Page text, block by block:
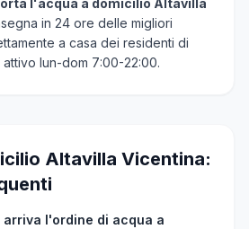
l'acqua a domicilio Altavilla
in 24 ore delle migliori
a casa dei residenti di
lun-dom 7:00-22:00.
Altavilla Vicentina:
arriva l'ordine di acqua a